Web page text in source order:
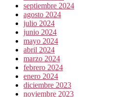
septiembre 2024
agosto 2024
julio 2024
junio 2024
mayo 2024
abril 2024
marzo 2024
febrero 2024
enero 2024
diciembre 2023
noviembre 2023